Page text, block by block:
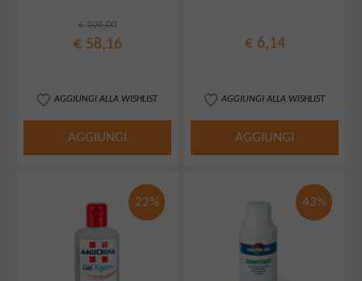
€ 105,00
€ 58,16
AGGIUNGI ALLA WISHLIST
AGGIUNGI
€ 6,14
AGGIUNGI ALLA WISHLIST
AGGIUNGI
22% 43%